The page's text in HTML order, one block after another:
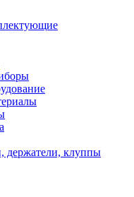
держатели, клуппы